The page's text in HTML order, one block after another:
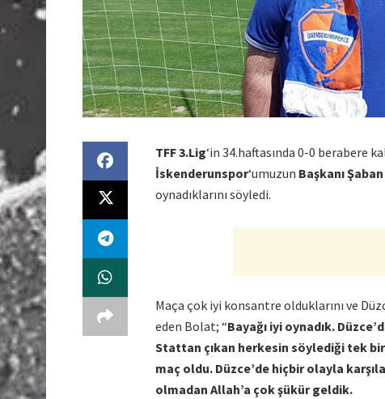
TFF 3.Lig‘in 34.haftasında 0-0 berabere
İskenderunspor‘umuzun Başkanı
oynadıklarını söyledi.
Maça çok iyi konsantre olduklarını ve
eden Bolat; “Bayağı iyi oynadık.
Stattan çıkan herkesin söylediği tek
maç oldu. Düzce’de hiçbir olayla
olmadan Allah’a çok şükür geldik.